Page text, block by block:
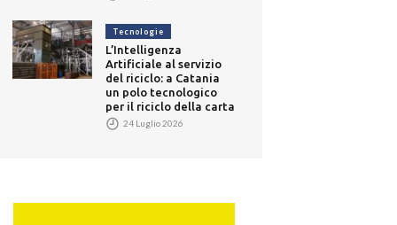
Tecnologie
L’Intelligenza
Artificiale al servizio
del riciclo: a Catania
un polo tecnologico
per il riciclo della carta
24 Luglio 2026